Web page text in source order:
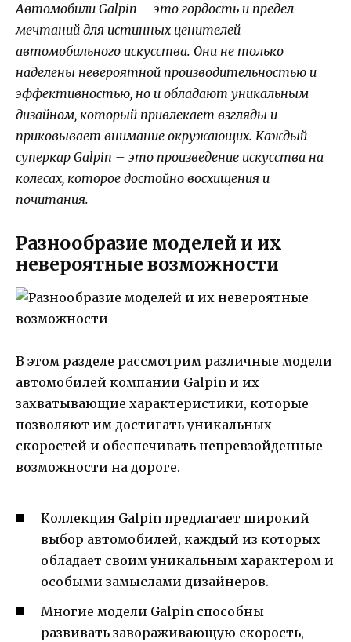
Автомобили Galpin – это гордость и предел
мечтаний для истинных ценителей
автомобильного искусства. Они не только
наделены невероятной производительностью и
эффективностью, но и обладают уникальным
дизайном, который привлекает взгляды и
приковывает внимание окружающих. Каждый
суперкар Galpin – это произведение искусства на
колесах, которое достойно восхищения и
почитания.
Разнообразие моделей и их
невероятные возможности
В этом разделе рассмотрим различные модели
автомобилей компании Galpin и их
захватывающие характеристики, которые
позволяют им достигать уникальных
скоростей и обеспечивать непревзойденные
возможности на дороге.
Коллекция Galpin предлагает широкий
выбор автомобилей, каждый из которых
обладает своим уникальным характером и
особыми замыслами дизайнеров.
Многие модели Galpin способны
развивать завораживающую скорость,